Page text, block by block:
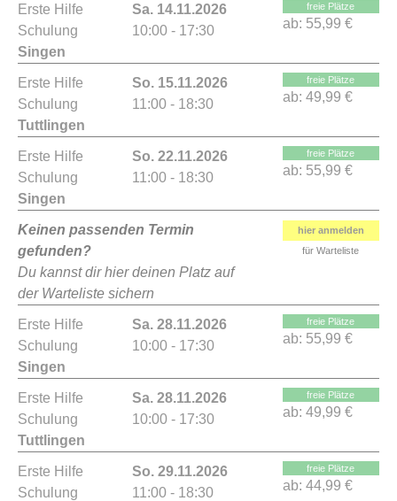
Erste Hilfe
Schulung
Singen
Sa. 14.11.2026
10:00 - 17:30
freie Plätze
ab: 55,99 €
Erste Hilfe
Schulung
Tuttlingen
So. 15.11.2026
11:00 - 18:30
freie Plätze
ab: 49,99 €
Erste Hilfe
Schulung
Singen
So. 22.11.2026
11:00 - 18:30
freie Plätze
ab: 55,99 €
Keinen passenden Termin
gefunden?
Du kannst dir hier deinen Platz auf
der Warteliste sichern
hier anmelden
für Warteliste
Erste Hilfe
Schulung
Singen
Sa. 28.11.2026
10:00 - 17:30
freie Plätze
ab: 55,99 €
Erste Hilfe
Schulung
Tuttlingen
Sa. 28.11.2026
10:00 - 17:30
freie Plätze
ab: 49,99 €
Erste Hilfe
Schulung
So. 29.11.2026
11:00 - 18:30
freie Plätze
ab: 44,99 €